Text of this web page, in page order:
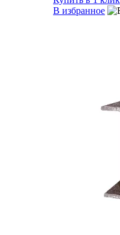
В избранное